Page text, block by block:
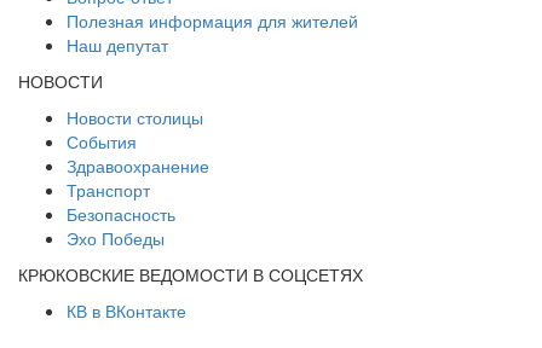
Полезная информация для жителей
Наш депутат
НОВОСТИ
Новости столицы
События
Здравоохранение
Транспорт
Безопасность
Эхо Победы
КРЮКОВСКИЕ ВЕДОМОСТИ В СОЦСЕТЯХ
КВ в ВКонтакте